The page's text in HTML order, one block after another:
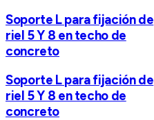
Soporte L para fijación de
riel 5 Y 8 en techo de
concreto
Soporte L para fijación de
riel 5 Y 8 en techo de
concreto